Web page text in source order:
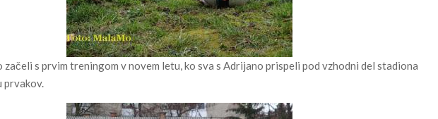
začeli s prvim treningom v novem letu, ko sva s Adrijano prispeli pod vzhodni del stadiona
prvakov.